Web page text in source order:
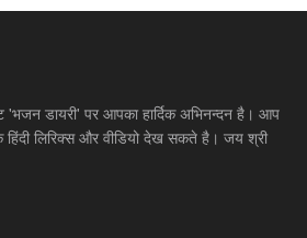
'भजन डायरी' पर आपका हार्दिक अभिनन्दन है। आप
लिरिक्स और वीडियो देख सकते है। जय श्री